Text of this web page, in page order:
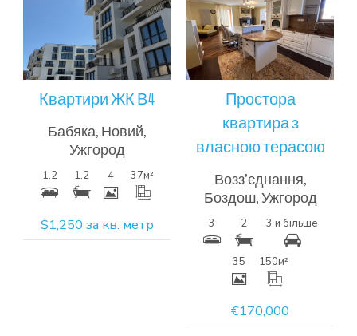
детальна
інформація
Квартири ЖК В4
Бабяка, Новий,
Ужгород
1.2 1.2 4 37м²
$1,250 за кв. метр
детальна
інформація
Простора
квартира з
власною терасою
Воззʼєднання,
Боздош, Ужгород
3 2 3 и більше
35 150м²
€170,000